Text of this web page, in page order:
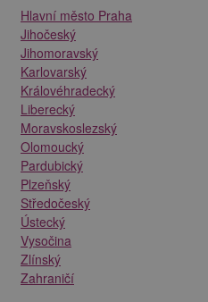
Hlavní město Praha
Jihočeský
Jihomoravský
Karlovarský
Královéhradecký
Liberecký
Moravskoslezský
Olomoucký
Pardubický
Plzeňský
Středočeský
Ústecký
Vysočina
Zlínský
Zahraničí